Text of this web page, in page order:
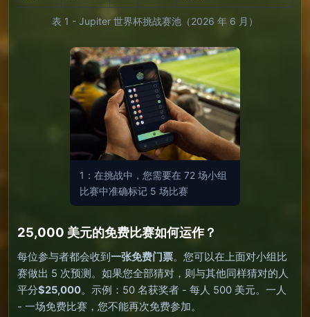
表 1 - Jupiter 世界杯挑战赛池（2026 年 6 月）
1：在挑战中，您需要在 72 场小组
比赛中准确标记 5 场比赛
25,000 美元的免费比赛如何运作？
每位参与者都会收到 一张免费门票。您可以在上面对小组比
赛做出 5 次预测。如果您全部猜对，则与其他同样猜对的人
平分$25,000。示例：50 名获奖者 - 每人 500 美元。一人
- 一场免费比赛，您不能再次免费参加。